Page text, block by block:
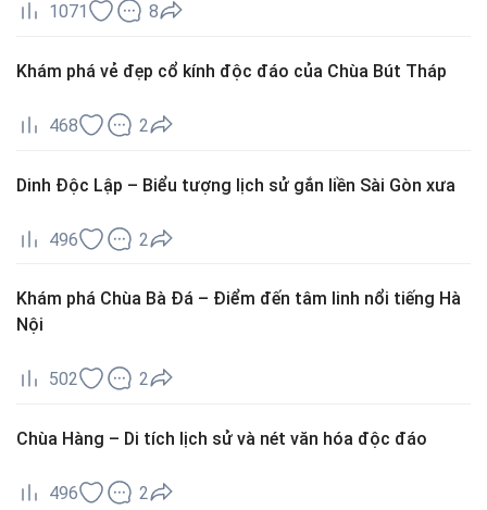
1071 8
Khám phá vẻ đẹp cổ kính độc đáo của Chùa Bút Tháp
468 2
Dinh Độc Lập – Biểu tượng lịch sử gắn liền Sài Gòn xưa
496 2
Khám phá Chùa Bà Đá – Điểm đến tâm linh nổi tiếng Hà
Nội
502 2
Chùa Hàng – Di tích lịch sử và nét văn hóa độc đáo
496 2